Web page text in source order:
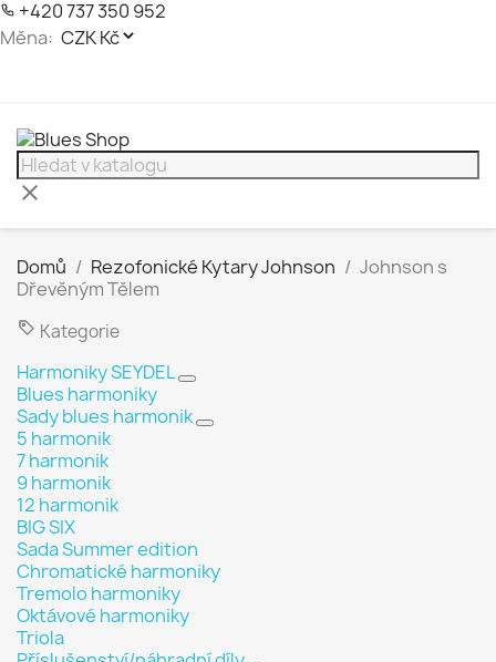
+420 737 350 952
Měna:
clear
Domů Rezofonické Kytary Johnson
Johnson s
Dřevěným Tělem
Kategorie
Harmoniky SEYDEL
Blues harmoniky
Sady blues harmonik
5 harmonik
7 harmonik
9 harmonik
12 harmonik
BIG SIX
Sada Summer edition
Chromatické harmoniky
Tremolo harmoniky
Oktávové harmoniky
Triola